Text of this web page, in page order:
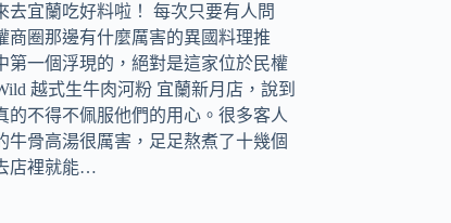
去宜蘭吃好料啦！ 每次只要有人問
商圈那邊有什麼厲害的異國料理推
第一個浮現的，絕對是這家位於民權
越式生牛肉河粉 宜蘭新月店，說到
的不得不佩服他們的用心。很多客人
牛骨高湯很厲害，足足熬煮了十幾個
店裡就能…